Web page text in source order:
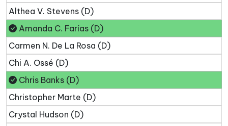
Althea V. Stevens (D)
Amanda C. Farías (D)
Carmen N. De La Rosa (D)
Chi A. Ossé (D)
Chris Banks (D)
Christopher Marte (D)
Crystal Hudson (D)